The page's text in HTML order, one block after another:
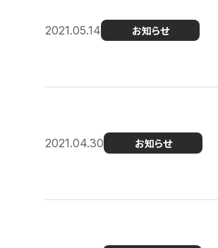
2021.05.14 お知らせ
2021.04.30 お知らせ